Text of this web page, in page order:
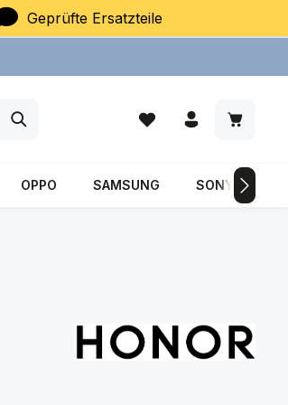
Geprüfte Ersatzteile
Du hast 0 Produkte
OPPO SAMSUNG SONY